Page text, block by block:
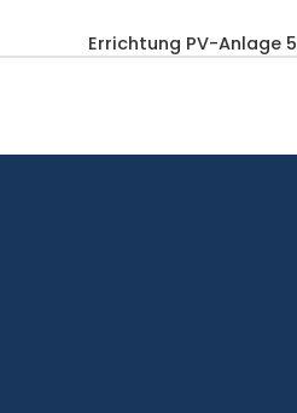
Errichtung PV-Anlage